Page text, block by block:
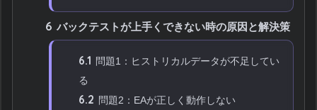
6 バックテストが上手くできない時の原因と解決策
6.1 問題1：ヒストリカルデータが不足してい
る
6.2 問題2：EAが正しく動作しない